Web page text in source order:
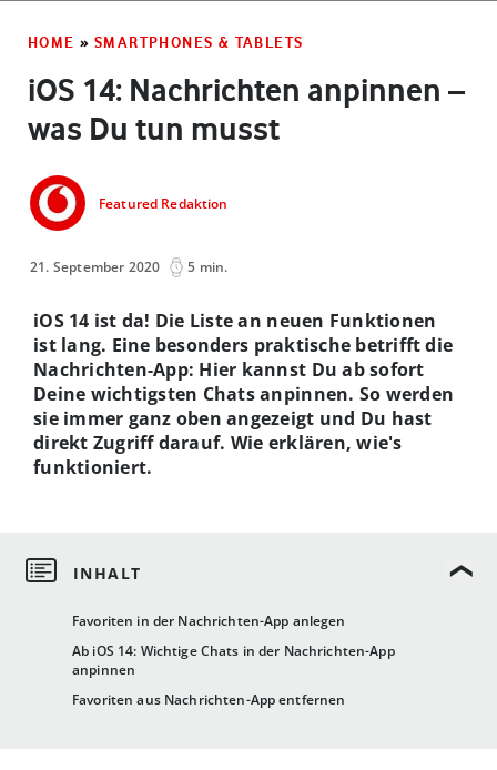
HOME » SMARTPHONES & TABLETS
iOS 14: Nachrichten anpinnen –
was Du tun musst
Featured Redaktion
21. September 2020 5 min.
Favoriten in der Nachrichten-App anlegen
Ab iOS 14: Wichtige Chats in der Nachrichten-App
anpinnen
Favoriten aus Nachrichten-App entfernen
iOS 14 ist da! Die Liste an neuen Funktionen
ist lang. Eine besonders praktische betrifft die
Nachrichten-App: Hier kannst Du ab sofort
Deine wichtigsten Chats anpinnen. So werden
sie immer ganz oben angezeigt und Du hast
direkt Zugriff darauf. Wie erklären, wie's
funktioniert.